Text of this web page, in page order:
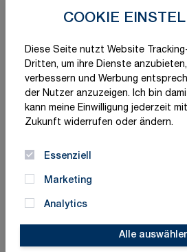
COOKIE
Diese Seite nutzt Website
Dritten, um ihre Dienste
verbessern und Werbung
der Nutzer anzuzeigen. Ich bin
kann meine Einwilligung jederzeit
Zukunft widerrufen oder ändern.
Essenziell
Marketing
Analytics
Alle